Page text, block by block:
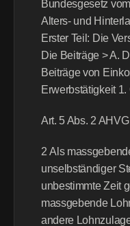
Bundesgesetz
Alters- und
Erster Teil: Die
Die Beiträge > A.
Beiträge von
Erwerbstätigkeit 1.
Art. 5 Abs. 2 AHVG
2 Als
unselbständiger
unbestimmte Zeit
massgebende
andere